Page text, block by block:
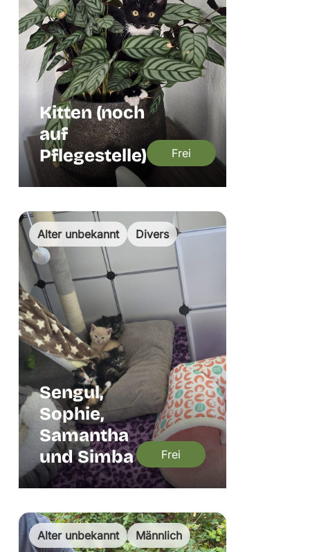
Kitten (noch
auf
Pflegestelle)
Frei
Alter unbekannt Divers
Sengul,
Sophie,
Samantha
und Simba
Frei
Alter unbekannt Männlich